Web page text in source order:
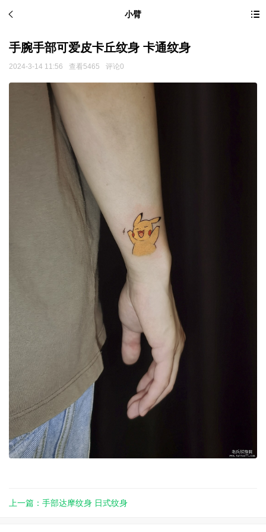
小臂
手腕手部可爱皮卡丘纹身 卡通纹身
2024-3-14 11:56 查看5465 评论0
上一篇：手部达摩纹身 日式纹身